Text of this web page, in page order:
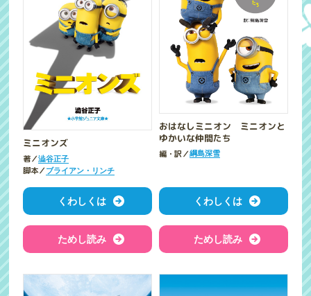
ミニオンズ
著／澁谷正子
脚本／ブライアン・リンチ
くわしくは
ためし読み
おはなしミニオン ミニオンと
ゆかいな仲間たち
編・訳／綱島深雪
くわしくは
ためし読み